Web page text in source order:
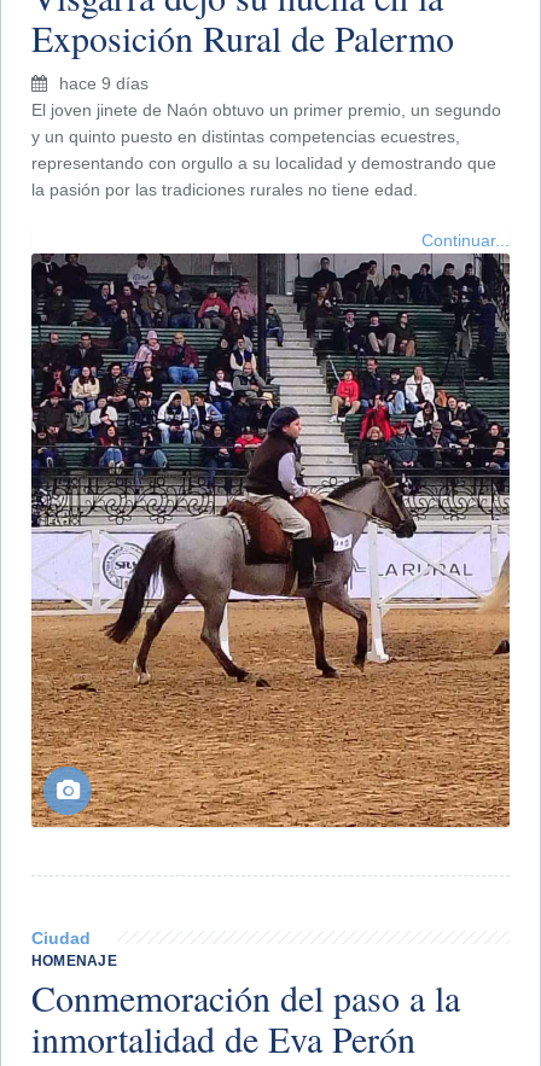
Exposición Rural de Palermo
hace 9 días
El joven jinete de Naón obtuvo un primer premio, un segundo
y un quinto puesto en distintas competencias ecuestres,
representando con orgullo a su localidad y demostrando que
la pasión por las tradiciones rurales no tiene edad.
Continuar...
Ciudad
HOMENAJE
Conmemoración del paso a la
inmortalidad de Eva Perón